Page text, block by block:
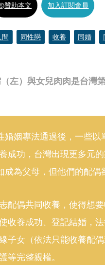
左）與女兒肉肉是台灣
贊助本文 加入訂閱會員
間 同性戀 收養 同婚
婚姻專法通過後，一些
成功，台灣出現更多元的
成為父母，但他們的配偶
配偶共同收養，使得想
收養成功、登記結婚，
子女（依法只能收養配
等完整親權。